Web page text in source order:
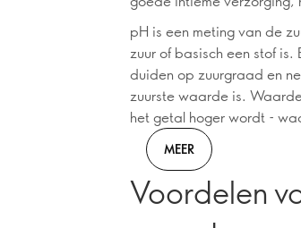
pH is een meting van de
zuur of basisch een stof
duiden op zuurgraad en
zuurste waarde is.
het getal hoger wordt -
MEER
Voordelen